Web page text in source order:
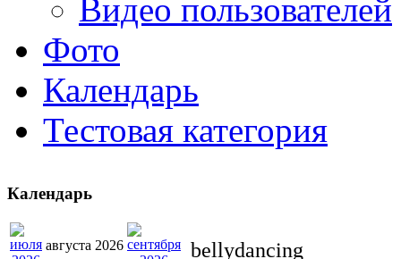
Видео пользователей
Фото
Календарь
Тестовая категория
bellydancing
Календарь
августа 2026